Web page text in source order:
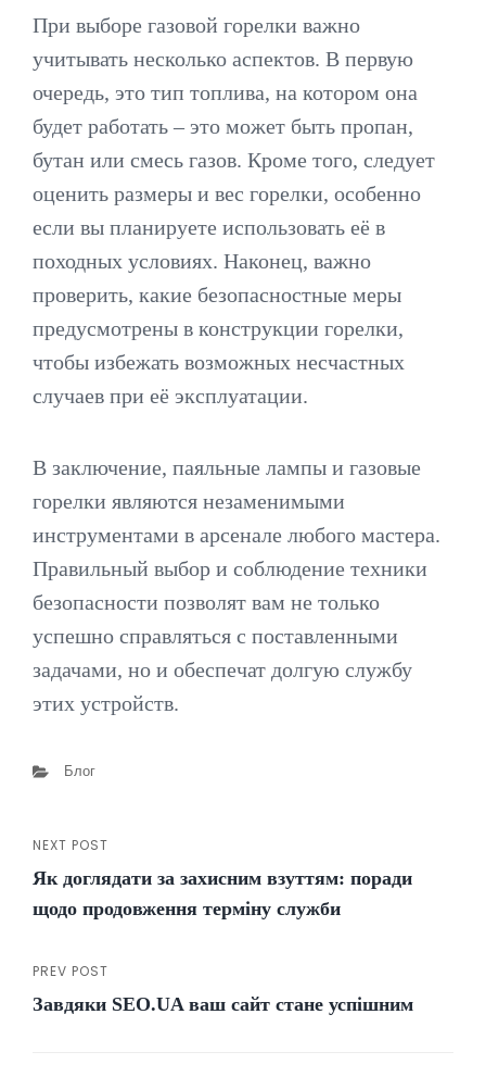
При выборе газовой горелки важно
учитывать несколько аспектов. В первую
очередь, это тип топлива, на котором она
будет работать – это может быть пропан,
бутан или смесь газов. Кроме того, следует
оценить размеры и вес горелки, особенно
если вы планируете использовать её в
походных условиях. Наконец, важно
проверить, какие безопасностные меры
предусмотрены в конструкции горелки,
чтобы избежать возможных несчастных
случаев при её эксплуатации.
В заключение, паяльные лампы и газовые
горелки являются незаменимыми
инструментами в арсенале любого мастера.
Правильный выбор и соблюдение техники
безопасности позволят вам не только
успешно справляться с поставленными
задачами, но и обеспечат долгую службу
этих устройств.
Categories
Блог
Навігація
записів
Previous
Post
PREV POST
Завдяки SEO.UA ваш сайт стане успішним
Next
Post
NEXT POST
Як доглядати за захисним взуттям: поради
щодо продовження терміну служби